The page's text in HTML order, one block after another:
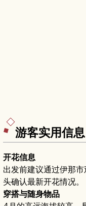
游客实用信息
开花信息
出发前建议通过伊那
头确认最新开花情况。
穿搭与随身物品